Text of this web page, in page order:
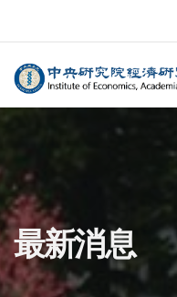
中央研究
最新消息